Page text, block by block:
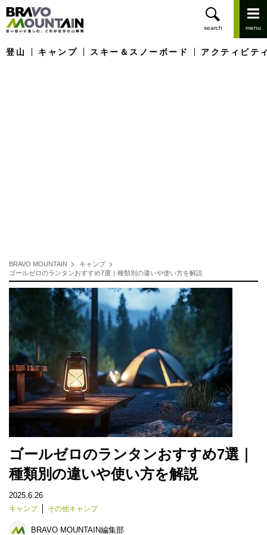
登山 キャンプ スキー＆スノーボード アクティビテ
BRAVO MOUNTAIN
キャンプ
ゴールゼロのランタンおすすめ7選｜種類別の違いや使い方を解説
ゴールゼロのランタンおすすめ7選｜
種類別の違いや使い方を解説
2025.6.26
キャンプ その他キャンプ
BRAVO MOUNTAIN編集部